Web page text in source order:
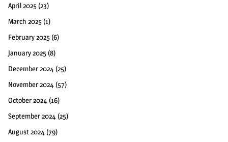
April 2025 (23)
March 2025 (1)
February 2025 (6)
January 2025 (8)
December 2024 (25)
November 2024 (57)
October 2024 (16)
September 2024 (25)
August 2024 (79)